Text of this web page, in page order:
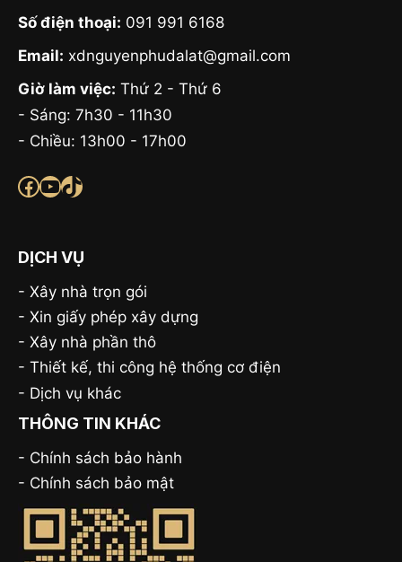
Số điện thoại: 091 991 6168
Email: xdnguyenphudalat@gmail.com
Giờ làm việc: Thứ 2 - Thứ 6
- Sáng: 7h30 - 11h30
- Chiều: 13h00 - 17h00
Facebook
Youtube
TikTok
DỊCH VỤ
- Xây nhà trọn gói
- Xin giấy phép xây dựng
- Xây nhà phần thô
- Thiết kế, thi công hệ thống cơ điện
- Dịch vụ khác
THÔNG TIN KHÁC
- Chính sách bảo hành
- Chính sách bảo mật